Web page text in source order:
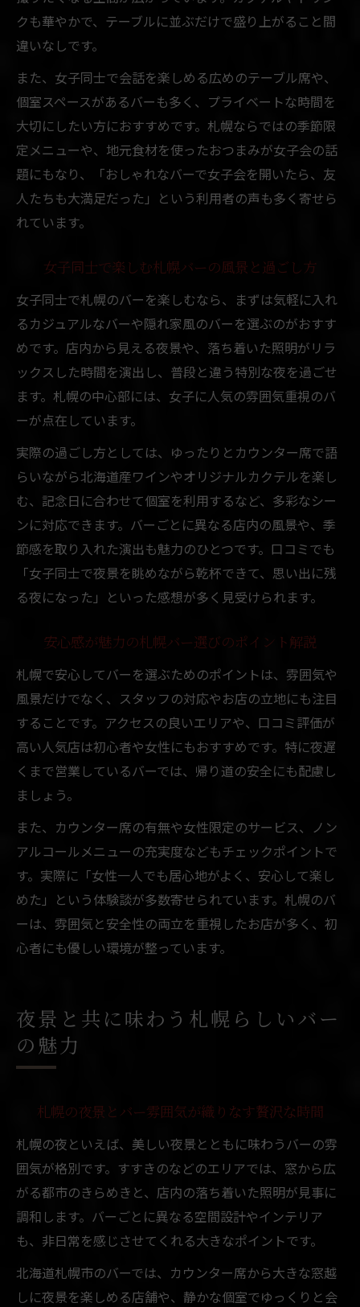
クも華やかで、テーブルに並ぶだけで盛り上がること間
違いなしです。
また、女子同士で会話を楽しめる広めのテーブル席や、
個室スペースがあるバーも多く、プライベートな時間を
大切にしたい方におすすめです。札幌ならではの季節限
定メニューや、地元食材を使ったおつまみが女子会の話
題にもなり、「おしゃれなバーで女子会を開いたら、友
人たちも大満足だった」という利用者の声も多く寄せら
れています。
女子同士で楽しむ札幌バーの風景と過ごし方
女子同士で札幌のバーを楽しむなら、まずは気軽に入れ
るカジュアルなバーや隠れ家風のバーを選ぶのがおすす
めです。店内から見える夜景や、落ち着いた照明がリラ
ックスした時間を演出し、普段と違う特別な夜を過ごせ
ます。札幌の中心部には、女子に人気の雰囲気重視のバ
ーが点在しています。
実際の過ごし方としては、ゆったりとカウンター席で語
らいながら北海道産ワインやオリジナルカクテルを楽し
む、記念日に合わせて個室を利用するなど、多彩なシー
ンに対応できます。バーごとに異なる店内の風景や、季
節感を取り入れた演出も魅力のひとつです。口コミでも
「女子同士で夜景を眺めながら乾杯できて、思い出に残
る夜になった」といった感想が多く見受けられます。
安心感が魅力の札幌バー選びのポイント解説
札幌で安心してバーを選ぶためのポイントは、雰囲気や
風景だけでなく、スタッフの対応やお店の立地にも注目
することです。アクセスの良いエリアや、口コミ評価が
高い人気店は初心者や女性にもおすすめです。特に夜遅
くまで営業しているバーでは、帰り道の安全にも配慮し
ましょう。
また、カウンター席の有無や女性限定のサービス、ノン
アルコールメニューの充実度などもチェックポイントで
す。実際に「女性一人でも居心地がよく、安心して楽し
めた」という体験談が多数寄せられています。札幌のバ
ーは、雰囲気と安全性の両立を重視したお店が多く、初
心者にも優しい環境が整っています。
夜景と共に味わう札幌らしいバー
の魅力
札幌の夜景とバー雰囲気が織りなす贅沢な時間
札幌の夜といえば、美しい夜景とともに味わうバーの雰
囲気が格別です。すすきのなどのエリアでは、窓から広
がる都市のきらめきと、店内の落ち着いた照明が見事に
調和します。バーごとに異なる空間設計やインテリア
も、非日常を感じさせてくれる大きなポイントです。
北海道札幌市のバーでは、カウンター席から大きな窓越
しに夜景を楽しめる店舗や、静かな個室でゆっくりと会